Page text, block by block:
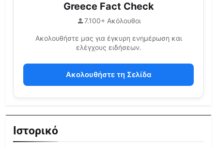
Greece Fact Check
7.100+ Ακόλουθοι
Ακολουθήστε μας για έγκυρη ενημέρωση και
ελέγχους ειδήσεων.
Ακολουθήστε τη Σελίδα
Ιστορικό